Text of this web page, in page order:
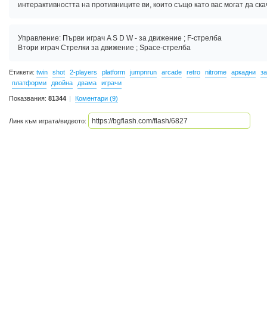
интерактивността на противниците ви, които също като вас могат да
Управление: Първи играч A S D W - за движение ; F-стрелба
Втори играч Стрелки за движение ; Space-стрелба
Етикети: twin shot 2-players platform jumpnrun arcade retro nitrome аркадни
платформи
двойна двама играчи
Показвания: 81344 Коментари (9)
Линк към играта/видеото: